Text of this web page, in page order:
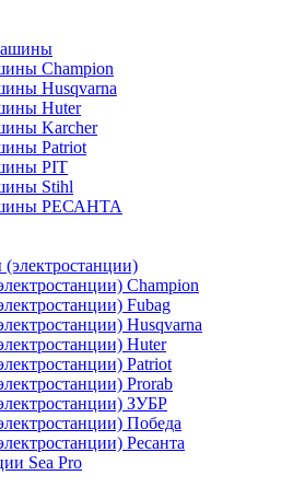
Champion
Husqvarna
Huter
Karcher
Patriot
PIT
Stihl
РЕСАНТА
(электростанции)
Champion
Fubag
Husqvarna
Huter
Patriot
Prorab
ЗУБР
Победа
Ресанта
Sea Pro